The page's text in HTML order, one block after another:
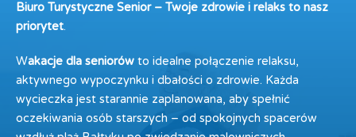
Biuro Turystyczne Senior – Twoje zdrowie i relaks to nasz
priorytet.
Wakacje dla seniorów to idealne połączenie relaksu,
aktywnego wypoczynku i dbałości o zdrowie. Każda
wycieczka jest starannie zaplanowana, aby spełnić
oczekiwania osób starszych – od spokojnych spacerów